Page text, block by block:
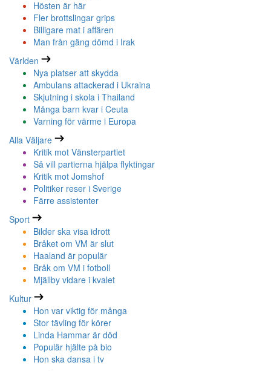
Hösten är här
Fler brottslingar grips
Billigare mat i affären
Man från gäng dömd i Irak
Världen
Nya platser att skydda
Ambulans attackerad i Ukraina
Skjutning i skola i Thailand
Många barn kvar i Ceuta
Varning för värme i Europa
Alla Väljare
Kritik mot Vänsterpartiet
Så vill partierna hjälpa flyktingar
Kritik mot Jomshof
Politiker reser i Sverige
Färre assistenter
Sport
Bilder ska visa idrott
Bråket om VM är slut
Haaland är populär
Bråk om VM i fotboll
Mjällby vidare i kvalet
Kultur
Hon var viktig för många
Stor tävling för körer
Linda Hammar är död
Populär hjälte på bio
Hon ska dansa i tv